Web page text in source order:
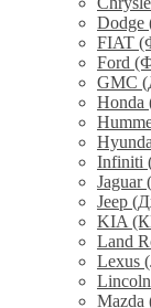
FIAT
Ford
GMC
Honda
Infiniti
Jaguar
Jeep
KIA
Land
Lexus
Mazda